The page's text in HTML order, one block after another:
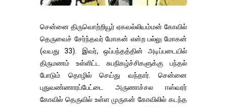
சென்னை திருவொற்றியூர் ஏகவல்லியம்மன் கோவில்
தெருவைச் சேர்ந்தவர் மோகன் என்ற பல்லு மோகன்
(வயது 33). இவர், ஒப்பந்தத்தின் அடிப்படையில்
திருமணம் உள்ளிட்ட சுபநிகழ்ச்சிகளுக்கு பந்தல்
போடும் தொழில் செய்து வந்தார். சென்னை
புதுவண்ணாரப்பேட்டை அருணாச்சல ஈஸ்வரர்
கோவில் தெருவில் உள்ள முருகன் கோவிலில் கடந்த